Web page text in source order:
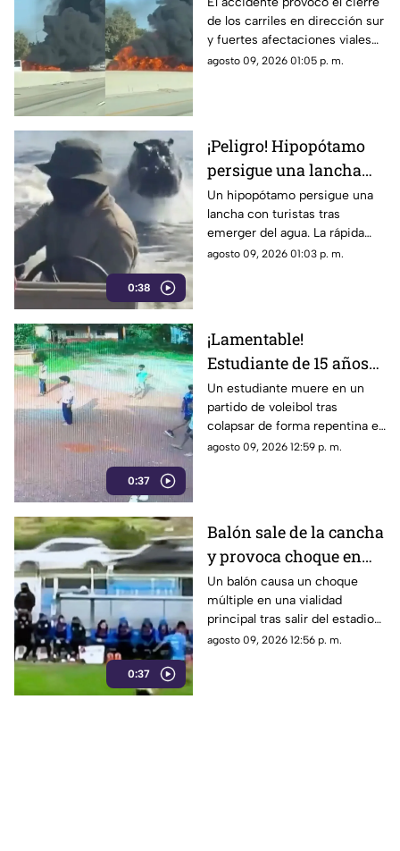
y paraliza autopista
de los carriles en dirección sur
y fuertes afectaciones viales
en la zona.
agosto 09, 2026 01:05 p. m.
0:38
¡Peligro! Hipopótamo
persigue una lancha
llena de turistas |
VIDEO
Un hipopótamo persigue una
lancha con turistas tras
emerger del agua. La rápida
reacción del guía evitó un
agosto 09, 2026 01:03 p. m.
0:37
¡Lamentable!
Estudiante de 15 años
muere en un partido de
voleibol | VIDEO
Un estudiante muere en un
partido de voleibol tras
colapsar de forma repentina en
la cancha. Conoce los detalles
agosto 09, 2026 12:59 p. m.
0:37
Balón sale de la cancha
y provoca choque en
pleno partido | VIDEO
Un balón causa un choque
múltiple en una vialidad
principal tras salir del estadio
durante un partido. El freno de
agosto 09, 2026 12:56 p. m.